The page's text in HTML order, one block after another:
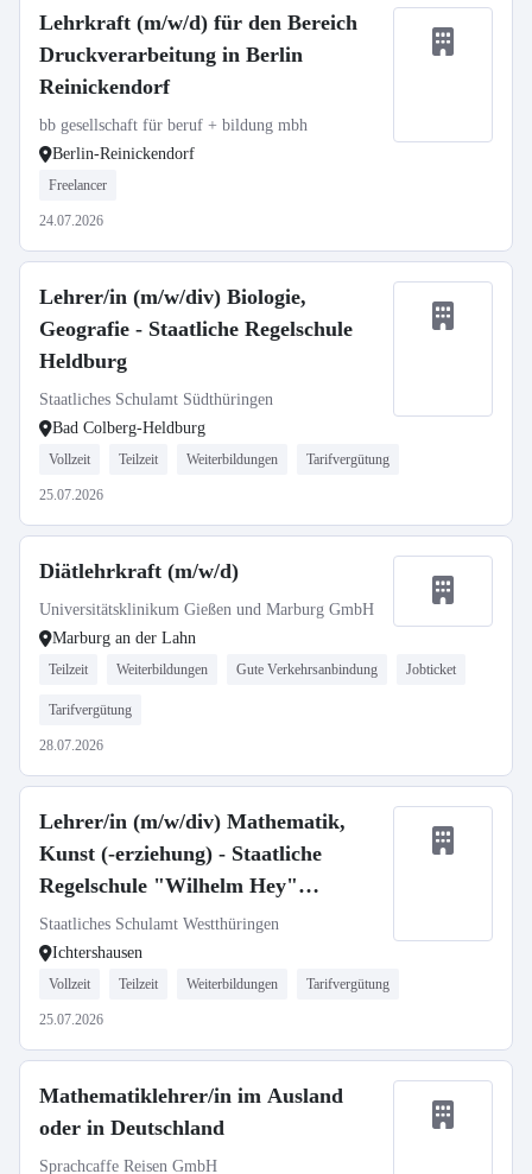
Lehrkraft (m/w/d) für den Bereich
Druckverarbeitung in Berlin
Reinickendorf
bb gesellschaft für beruf + bildung mbh
Berlin-Reinickendorf
Freelancer
24.07.2026
Lehrer/in (m/w/div) Biologie,
Geografie - Staatliche Regelschule
Heldburg
Staatliches Schulamt Südthüringen
Bad Colberg-Heldburg
Vollzeit Teilzeit Weiterbildungen Tarifvergütung
25.07.2026
Diätlehrkraft (m/w/d)
Universitätsklinikum Gießen und Marburg GmbH
Marburg an der Lahn
Teilzeit Weiterbildungen Gute Verkehrsanbindung Jobticket
Tarifvergütung
28.07.2026
Lehrer/in (m/w/div) Mathematik,
Kunst (-erziehung) - Staatliche
Regelschule "Wilhelm Hey"
Ichtershausen
Staatliches Schulamt Westthüringen
Ichtershausen
Vollzeit Teilzeit Weiterbildungen Tarifvergütung
25.07.2026
Mathematiklehrer/in im Ausland
oder in Deutschland
Sprachcaffe Reisen GmbH